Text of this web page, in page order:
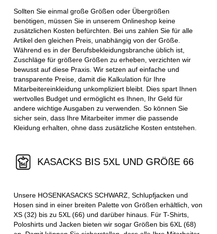
Sollten Sie einmal große Größen oder Übergrößen
benötigen, müssen Sie in unserem Onlineshop keine
zusätzlichen Kosten befürchten. Bei uns zahlen Sie für alle
Artikel den gleichen Preis, unabhängig von der Größe.
Während es in der Berufsbekleidungsbranche üblich ist,
Zuschläge für größere Größen zu erheben, verzichten wir
bewusst auf diese Praxis. Wir setzen auf einfache und
transparente Preise, damit die Kalkulation für Ihre
Mitarbeitereinkleidung unkompliziert bleibt. Dies spart Ihnen
wertvolles Budget und ermöglicht es Ihnen, Ihr Geld für
andere wichtige Ausgaben zu verwenden. So können Sie
sicher sein, dass Ihre Mitarbeiter immer die passende
Kleidung erhalten, ohne dass zusätzliche Kosten entstehen.
KASACKS BIS 5XL UND GRÖßE 66
Unsere HOSENKASACKS SCHWARZ, Schlupfjacken und
Hosen sind in einer breiten Palette von Größen erhältlich, von
XS (32) bis zu 5XL (66) und darüber hinaus. Für T-Shirts,
Poloshirts und Jacken bieten wir sogar Größen bis 6XL (68)